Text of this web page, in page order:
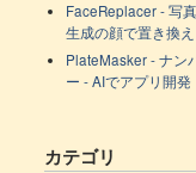
FaceReplacer - 写
生成の顔で置き換
PlateMasker - ナン
ー - AIでアプリ開発
カテゴリ